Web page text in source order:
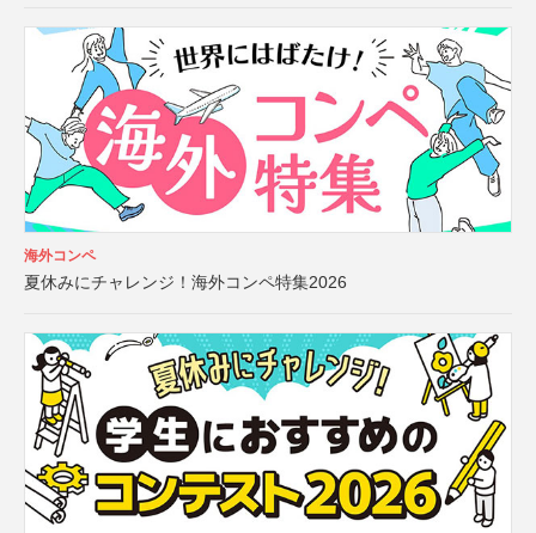
海外コンペ
夏休みにチャレンジ！海外コンペ特集2026